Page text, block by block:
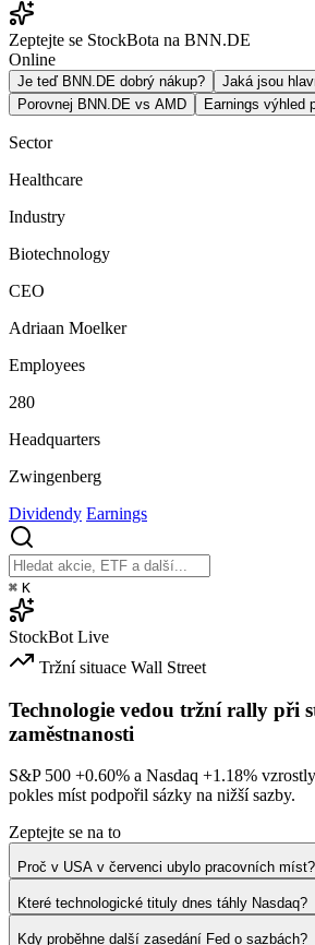
Zeptejte se StockBota na BNN.DE
Online
Je teď BNN.DE dobrý nákup?
Jaká jsou
Porovnej BNN.DE vs AMD
Earnings výhled
Sector
Healthcare
Industry
Biotechnology
CEO
Adriaan Moelker
Employees
280
Headquarters
Zwingenberg
Dividendy Earnings
⌘ K
StockBot Live
Tržní situace Wall Street
Technologie vedou tržní rally při
zaměstnanosti
S&P 500 +0.60% a Nasdaq +1.18%
pokles míst podpořil sázky na nižší sazby.
Zeptejte se na to
Proč v USA v červenci ubylo pracovních míst?
Které technologické tituly dnes táhly Nasdaq?
Kdy proběhne další zasedání Fed o sazbách?